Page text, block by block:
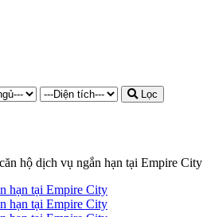
Lọc
hộ dịch vụ ngắn hạn tại Empire City